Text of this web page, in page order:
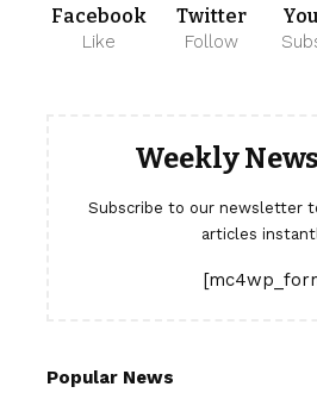
Facebook
Like
Twitter
Follow
Weekly
Subscribe to our newsletter
articles
Popular News